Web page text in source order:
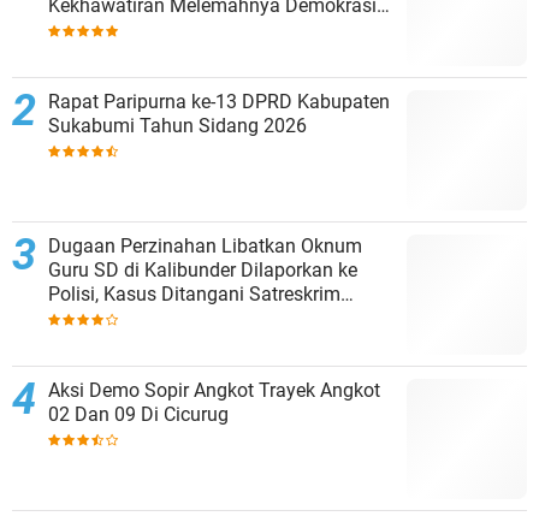
Kekhawatiran Melemahnya Demokrasi
Internal
Rapat Paripurna ke-13 DPRD Kabupaten
Sukabumi Tahun Sidang 2026
Dugaan Perzinahan Libatkan Oknum
Guru SD di Kalibunder Dilaporkan ke
Polisi, Kasus Ditangani Satreskrim
Polres Sukabumi
Aksi Demo Sopir Angkot Trayek Angkot
02 Dan 09 Di Cicurug